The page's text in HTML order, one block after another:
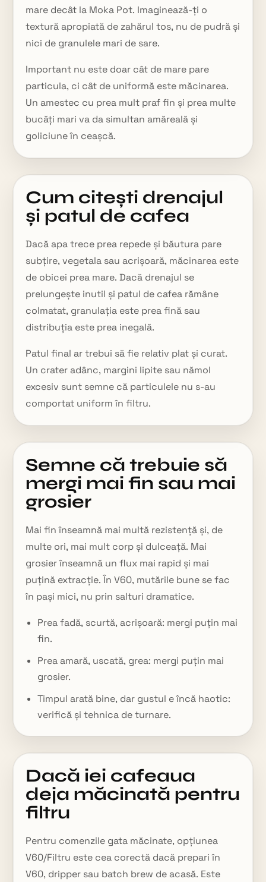
mare decât la Moka Pot. Imaginează-ți o
textură apropiată de zahărul tos, nu de pudră și
nici de granulele mari de sare.
Important nu este doar cât de mare pare
particula, ci cât de uniformă este măcinarea.
Un amestec cu prea mult praf fin și prea multe
bucăți mari va da simultan amăreală și
goliciune în ceașcă.
Cum citești drenajul
și patul de cafea
Dacă apa trece prea repede și băutura pare
subțire, vegetala sau acrișoară, măcinarea este
de obicei prea mare. Dacă drenajul se
prelungește inutil și patul de cafea rămâne
colmatat, granulația este prea fină sau
distribuția este prea inegală.
Patul final ar trebui să fie relativ plat și curat.
Un crater adânc, margini lipite sau nămol
excesiv sunt semne că particulele nu s-au
comportat uniform în filtru.
Semne că trebuie să
mergi mai fin sau mai
grosier
Mai fin înseamnă mai multă rezistență și, de
multe ori, mai mult corp și dulceață. Mai
grosier înseamnă un flux mai rapid și mai
puțină extracție. În V60, mutările bune se fac
în pași mici, nu prin salturi dramatice.
Prea fadă, scurtă, acrișoară: mergi puțin mai
fin.
Prea amară, uscată, grea: mergi puțin mai
grosier.
Timpul arată bine, dar gustul e încă haotic:
verifică și tehnica de turnare.
Dacă iei cafeaua
deja măcinată pentru
filtru
Pentru comenzile gata măcinate, opțiunea
V60/Filtru este cea corectă dacă prepari în
V60, dripper sau batch brew de acasă. Este